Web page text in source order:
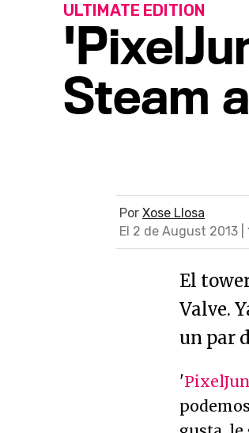
Steam
ULTIMATE EDITION
Por Xose Llosa
El 2 de August 2013 |
El
Valve.
un par
'